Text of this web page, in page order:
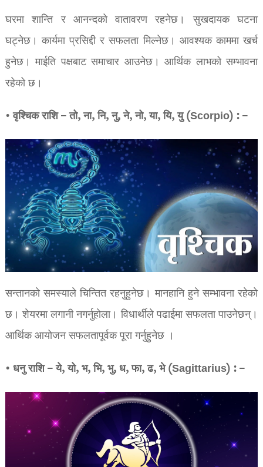
घरमा शान्ति र आनन्दको वातावरण रहनेछ। सुखदायक घटना
घट्नेछ। कार्यमा प्रसिद्दी र सफलता मिल्नेछ। आवश्यक काममा खर्च
हुनेछ। माईति पक्षबाट समाचार आउनेछ। आर्थिक लाभको सम्भावना
रहेको छ।
• वृश्चिक राशि – तो, ना, नि, नु, ने, नो, या, यि, यु (Scorpio) : –
सन्तानको समस्याले चिन्तित रहनुहुनेछ। मानहानि हुने सम्भावना रहेको
छ। शेयरमा लगानी नगर्नुहोला। विधार्थीले पढाईमा सफलता पाउनेछन्।
आर्थिक आयोजन सफलतापूर्वक पूरा गर्नुहुनेछ ।
• धनु राशि – ये, यो, भ, भि, भु, ध, फा, ढ, भे (Sagittarius) : –